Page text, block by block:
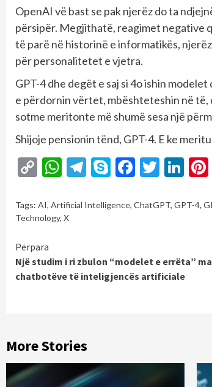
OpenAI vë bast se pak njerëz do ta
përsipër. Megjithatë, reagimet negative
të parë në historinë e informatikës,
për personalitetet e vjetra.
GPT-4 dhe degët e saj si 4o ishin
e përdornin vërtet, mbështeteshin në të,
sotme meritonte më shumë sesa një
Shijoje pensionin tënd, GPT-4. E ke
CopyWhatsApp
Telegram
Skype
Tags: AI, Artificial Intelligence, ChatGPT, GPT-4,
Technology, X
Continue
Reading
Përpara
Një studim i ri zbulon “modelet e errëta”
chatbotëve të inteligjencës artificiale
More Stories